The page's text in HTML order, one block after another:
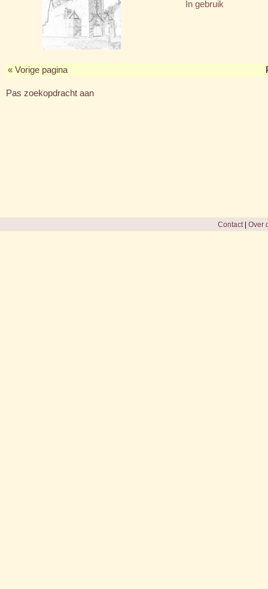
In gebruik
« Vorige pagina
Pas zoekopdracht aan
Contact| Over